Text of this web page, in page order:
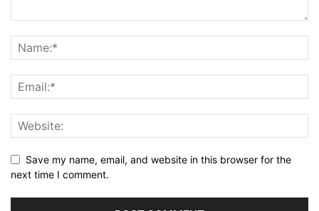
Save my name, email, and website in this browser for the
next time I comment.